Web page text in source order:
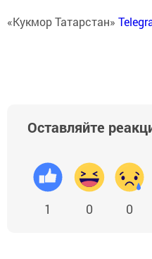
«Кукмор Татарстан»
Оставляйте
1 0 0